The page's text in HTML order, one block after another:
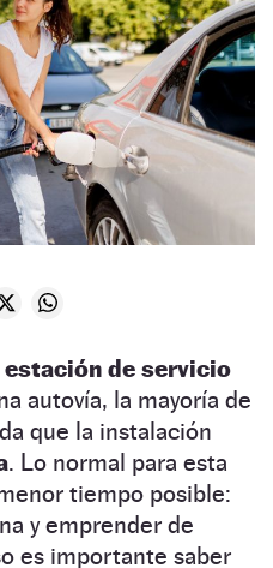
estación de servicio
autovía, la mayoría de
que la instalación
. Lo normal para esta
tiempo posible:
y emprender de
es importante saber